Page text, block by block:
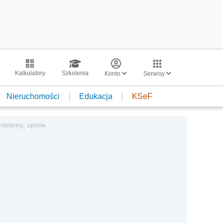
Kalkulatory Szkolenia Konto Serwisy
Nieruchomości Edukacja KSeF
opinie